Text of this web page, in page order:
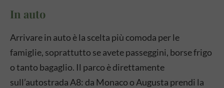
In auto
Arrivare in auto è la scelta più comoda per le
famiglie, soprattutto se avete passeggini, borse frigo
o tanto bagaglio. Il parco è direttamente
sull’autostrada A8: da Monaco o Augusta prendi la